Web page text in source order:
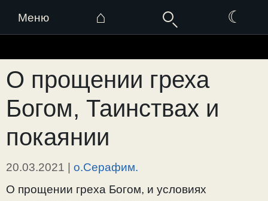
Меню ⌂ ☾
к
содержимому
О прощении греха
Богом, Таинствах и
покаянии
20.03.2021 | о.Серафим.
О прощении греха Богом, и условиях